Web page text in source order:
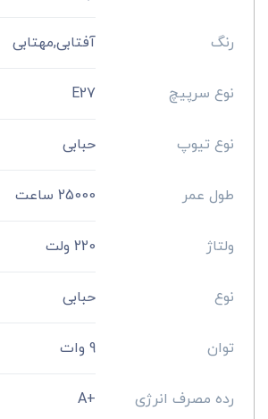
رنگ آفتابی,مهتابی
نوع سرپیچ E27
نوع تیوپ حبابی
طول عمر 25000 ساعت
ولتاژ 220 ولت
نوع حبابی
توان 9 وات
رده مصرف انرژی +A